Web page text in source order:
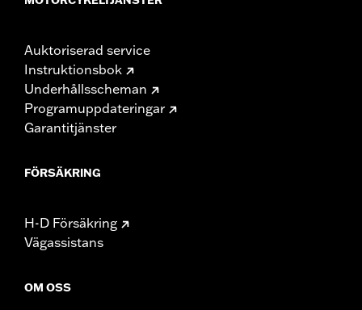
Auktoriserad service
Instruktionsbok
Underhållsscheman
Programuppdateringar
Garantitjänster
FÖRSÄKRING
H-D Försäkring
Vägassistans
OM OSS